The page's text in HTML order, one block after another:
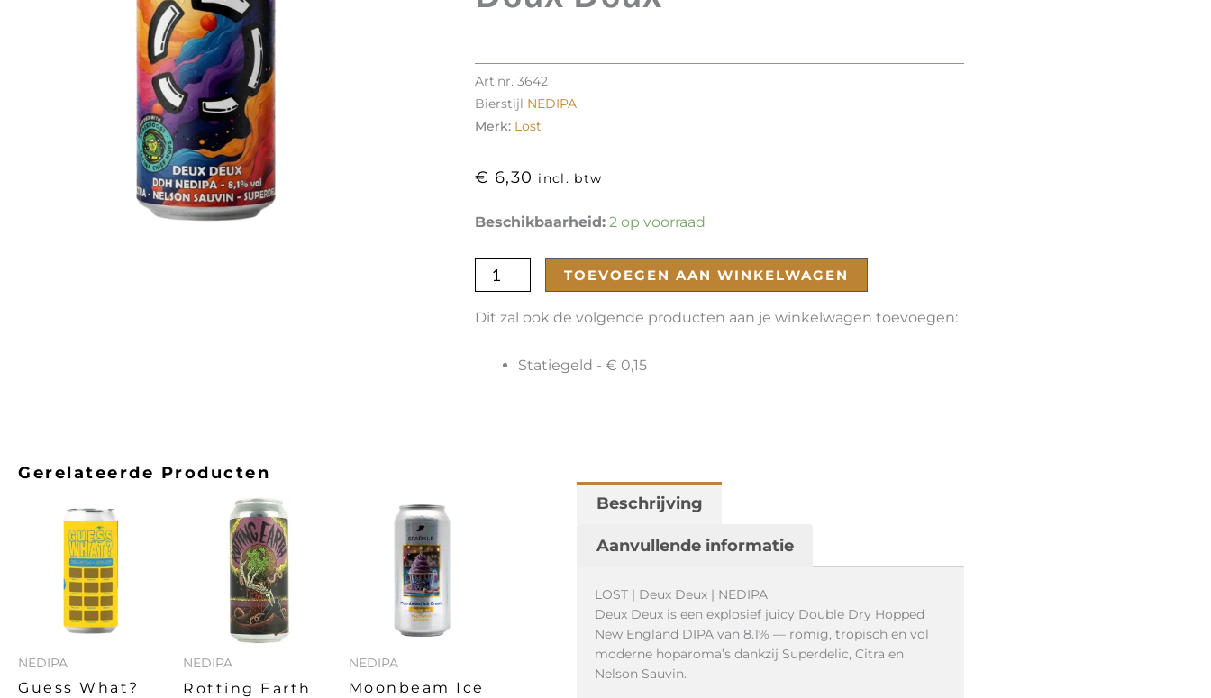
Art.nr.3642
Bierstijl NEDIPA
Merk: Lost
€ 6,30 incl. btw
Beschikbaarheid: 2 op voorraad
Deux
aantal
TOEVOEGEN AAN WINKELWAGEN
Dit zal ook de volgende producten aan je winkelwagen toevoegen:
Statiegeld -€ 0,15
Gerelateerde Producten
NEDIPA
Guess What?
NEDIPA
Rotting Earth
NEDIPA
Moonbeam Ice
Beschrijving
Aanvullende informatie
LOST | Deux Deux | NEDIPA
Deux Deux is een explosief juicy Double Dry Hopped
New England DIPA van 8.1% — romig, tropisch en vol
moderne hoparoma’s dankzij Superdelic, Citra en
Nelson Sauvin.